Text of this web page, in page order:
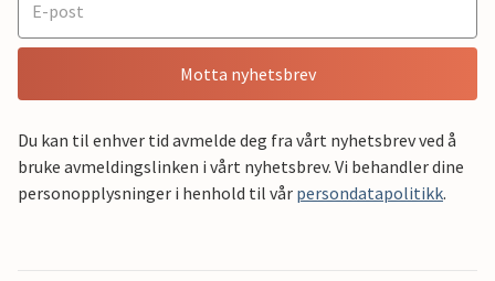
Motta nyhetsbrev
Du kan til enhver tid avmelde deg fra vårt nyhetsbrev ved å
bruke avmeldingslinken i vårt nyhetsbrev. Vi behandler dine
personopplysninger i henhold til vår persondatapolitikk.